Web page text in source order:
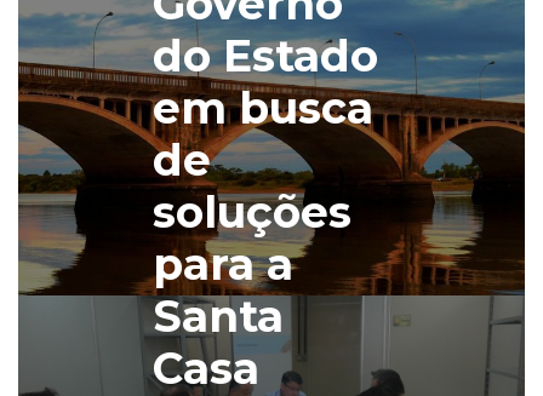
do Estado
em busca
de
soluções
para a
Santa
Casa